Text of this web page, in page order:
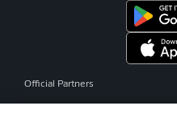
Official Partners